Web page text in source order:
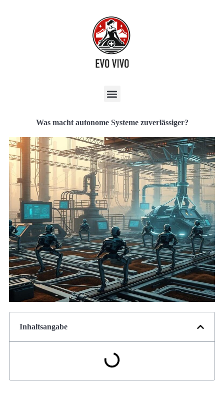
Was macht autonome Systeme zuverlässiger?
Inhaltsangabe